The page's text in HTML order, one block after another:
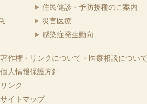
住民健診・予防接種のご案内
災害医療
感染症発生動向
著作権・リンクについて・医療相談について
個人情報保護方針
リンク
サイトマップ